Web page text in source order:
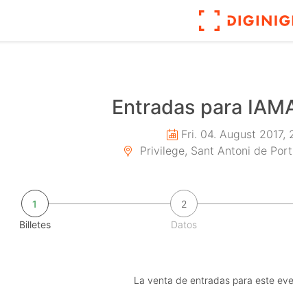
Entradas para
Fri. 04. August 2017,
Privilege, Sant Antoni de
1
Billetes
2
Datos
La venta de entradas para este